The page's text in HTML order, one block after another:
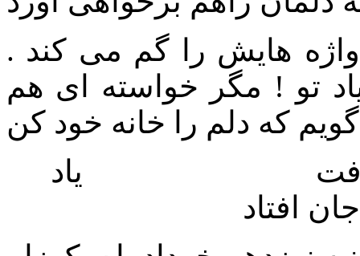
هایش را گم می کند .
تو ! مگر خواسته ای هم
پیاله گرفت یاد
افتاد